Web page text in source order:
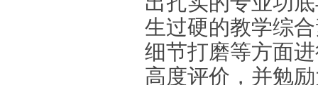
生过硬的教学综
细节打磨等方面
高度评价，并勉